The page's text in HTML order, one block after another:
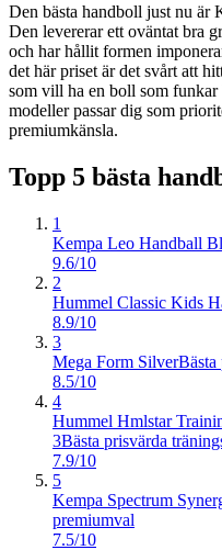
Den bästa handboll just nu är
Den levererar ett oväntat bra
och har hållit formen
det här priset är det svårt att
som vill ha en boll som
modeller passar dig som
premiumkänsla.
Topp 5 bästa
1
Kempa Leo Handball
9.6/10
2
Hummel Classic Kids
8.9/10
3
Mega Form SilverBästa
8.5/10
4
Hummel Hmlstar
3Bästa prisvärda
7.9/10
5
Kempa Spectrum
premiumval
7.5/10